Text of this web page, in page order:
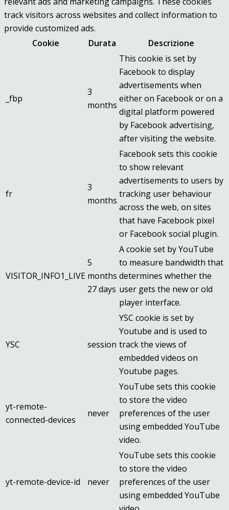
track visitors across websites and collect information to
provide customized ads.
Cookie
Durata Descrizione
_fbp
3
months
This cookie is set by
Facebook to display
advertisements when
either on Facebook or on a
digital platform powered
by Facebook advertising,
after visiting the website.
fr
3
months
Facebook sets this cookie
to show relevant
advertisements to users by
tracking user behaviour
across the web, on sites
that have Facebook pixel
or Facebook social plugin.
VISITOR_INFO1_LIVE
5
months
27 days
A cookie set by YouTube
to measure bandwidth that
determines whether the
user gets the new or old
player interface.
YSC session
YSC cookie is set by
Youtube and is used to
track the views of
embedded videos on
Youtube pages.
yt-remote-
connected-devices
never
YouTube sets this cookie
to store the video
preferences of the user
using embedded YouTube
video.
yt-remote-device-id never
YouTube sets this cookie
to store the video
preferences of the user
using embedded YouTube